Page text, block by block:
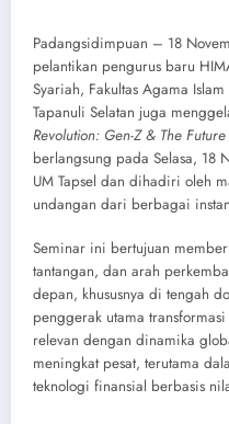
Padangsidimpuan – 18
pelantikan pengurus baru
Syariah, Fakultas Agama
Tapanuli Selatan juga
Revolution: Gen-Z & The Future
berlangsung pada Selasa, 18
UM Tapsel dan dihadiri oleh
undangan dari berbagai
Seminar ini bertujuan
tantangan, dan arah
depan, khususnya di tengah
penggerak utama
relevan dengan dinamika
meningkat pesat, terutama
teknologi finansial berbasis